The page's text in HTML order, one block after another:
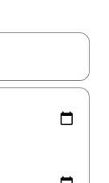
navegar